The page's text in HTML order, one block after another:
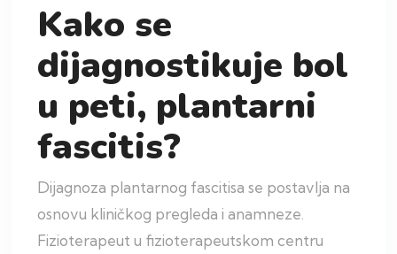
Kako se
dijagnostikuje bol
u peti, plantarni
fascitis?
Dijagnoza plantarnog fascitisa se postavlja na
osnovu kliničkog pregleda i anamneze.
Fizioterapeut u fizioterapeutskom centru